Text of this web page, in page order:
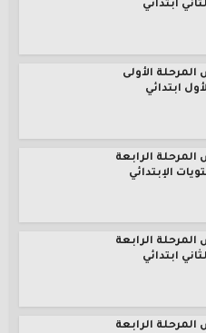
ابتدائي
الأولى
ابتدائي
الرابعة
الإبتدائي
الرابعة
ابتدائي
الرابعة